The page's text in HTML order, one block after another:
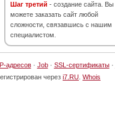
Шаг третий - создание сайта. Вы
можете заказать сайт любой
сложности, связавшись с нашим
специалистом.
адресов· Job· SSL-сертификаты·
через i7.RU Whois